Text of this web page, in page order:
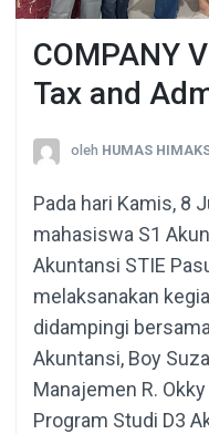
COMPANY
Tax and
oleh HUMAS
Pada hari Kamis, 8
mahasiswa S1
Akuntansi STIE
melaksanakan
didampingi
Akuntansi, Boy
Manajemen R.
Program Studi D3